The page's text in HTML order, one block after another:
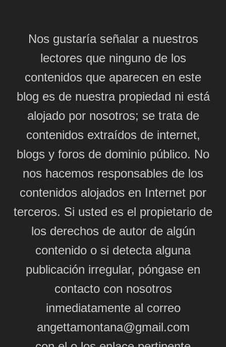
Nos gustaría señalar a nuestros
lectores que ninguno de los
contenidos que aparecen en este
blog es de nuestra propiedad ni está
alojado por nosotros; se trata de
contenidos extraídos de internet,
blogs y foros de dominio público. No
nos hacemos responsables de los
contenidos alojados en Internet por
terceros. Si usted es el propietario de
los derechos de autor de algún
contenido o si detecta alguna
publicación irregular, póngase en
contacto con nosotros
inmediatamente al correo
angettamontana@gmail.com